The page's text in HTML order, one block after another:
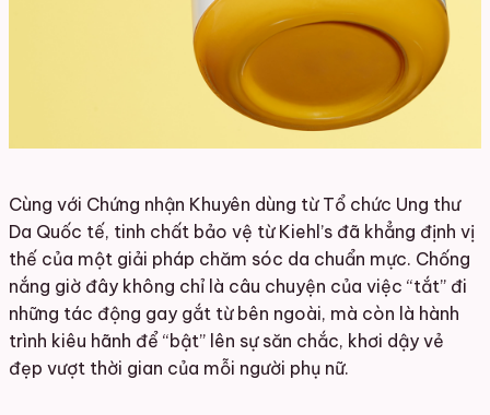
Cùng với Chứng nhận Khuyên dùng từ Tổ chức Ung thư
Da Quốc tế, tinh chất bảo vệ từ Kiehl’s đã khẳng định vị
thế của một giải pháp chăm sóc da chuẩn mực. Chống
nắng giờ đây không chỉ là câu chuyện của việc “tắt” đi
những tác động gay gắt từ bên ngoài, mà còn là hành
trình kiêu hãnh để “bật” lên sự săn chắc, khơi dậy vẻ
đẹp vượt thời gian của mỗi người phụ nữ.